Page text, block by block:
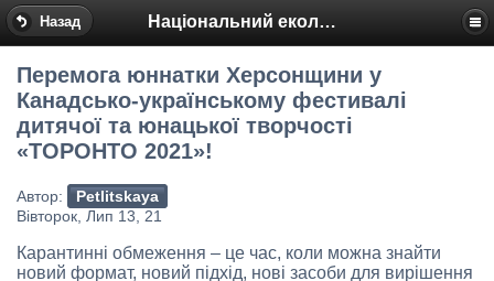
Назад Національний еколого-натуралістичний центр
Перемога юннатки Херсонщини у
Канадсько-українському фестивалі
дитячої та юнацької творчості
«ТОРОНТО 2021»!
Автор:
Petlitskaya
Вівторок, Лип 13, 21
Карантинні обмеження – це час, коли можна знайти
новий формат, новий підхід, нові засоби для вирішення